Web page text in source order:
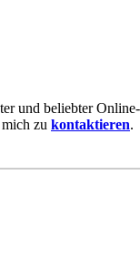
und beliebter
zu kontaktieren.